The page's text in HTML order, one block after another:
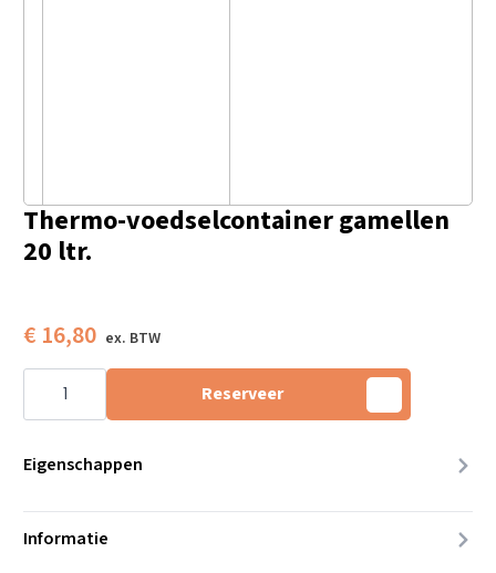
Thermo-voedselcontainer gamellen
20 ltr.
€ 16,80
Thermo-
voedselcontainer
gamellen
20
aantal
Reserveer
Eigenschappen
Informatie